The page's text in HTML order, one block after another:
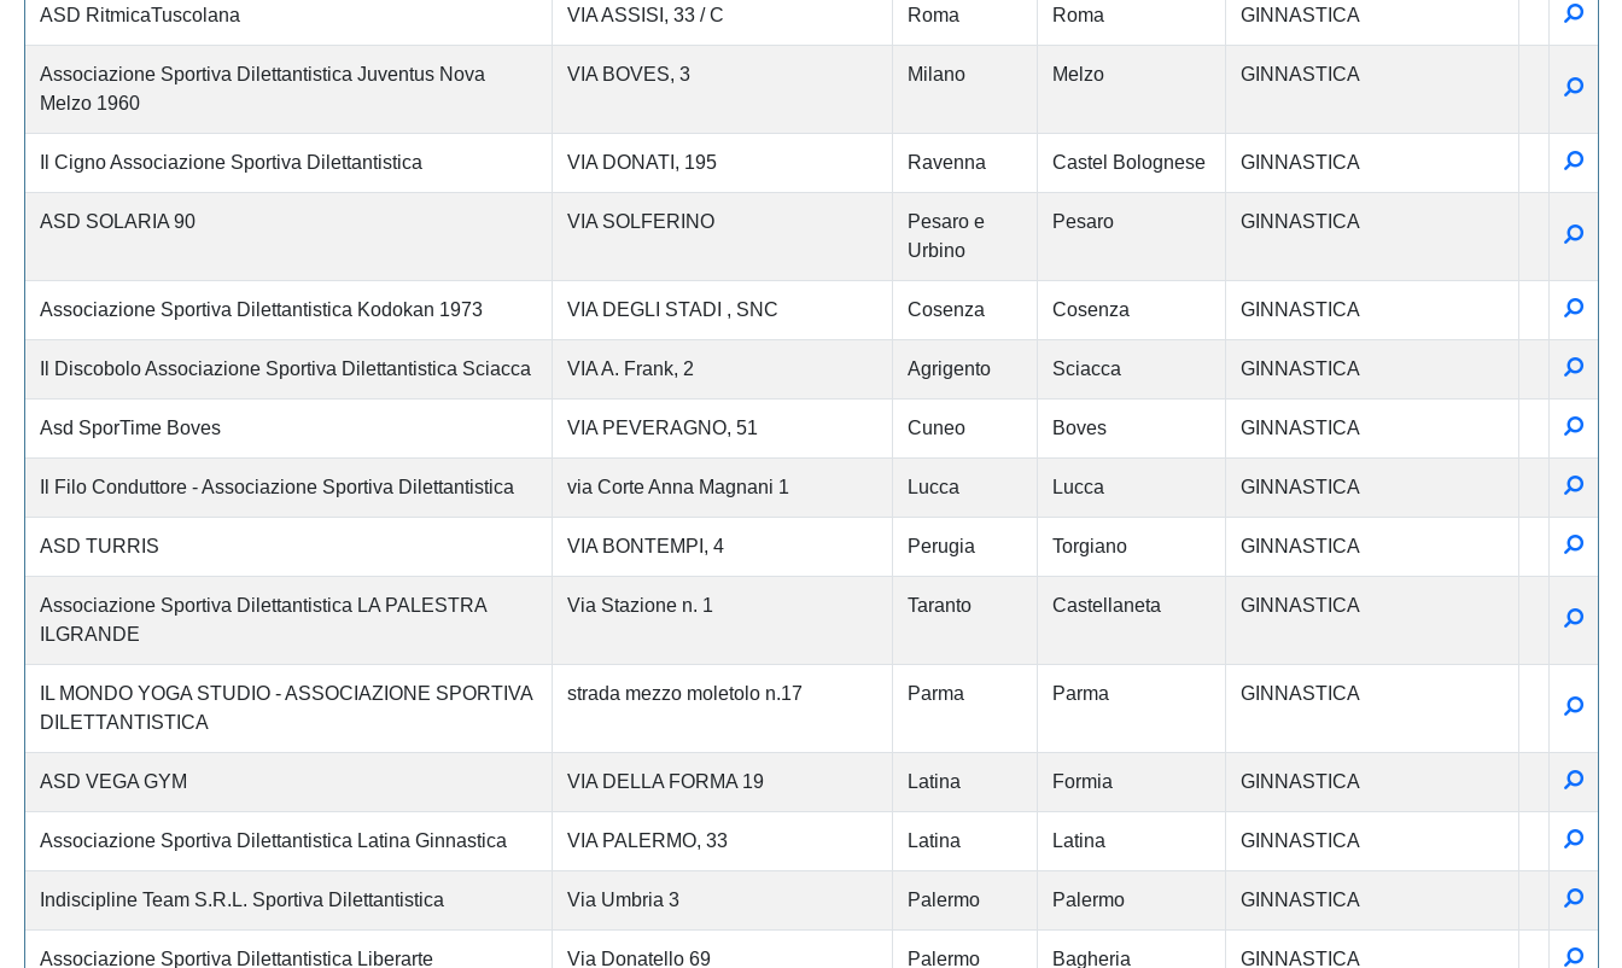
ASD RitmicaTuscolana VIA ASSISI, 33 / C Roma Roma GINNASTICA
Associazione Sportiva Dilettantistica Juventus Nova
Melzo 1960
VIA BOVES, 3 Milano Melzo GINNASTICA
Il Cigno Associazione Sportiva Dilettantistica VIA DONATI, 195 Ravenna Castel Bolognese GINNASTICA
ASD SOLARIA 90 VIA SOLFERINO
Pesaro e
Urbino
Pesaro GINNASTICA
Associazione Sportiva Dilettantistica Kodokan 1973 VIA DEGLI STADI , SNC Cosenza Cosenza GINNASTICA
Il Discobolo Associazione Sportiva Dilettantistica Sciacca VIA A. Frank, 2 Agrigento Sciacca GINNASTICA
Asd SporTime Boves VIA PEVERAGNO, 51 Cuneo Boves GINNASTICA
Il Filo Conduttore - Associazione Sportiva Dilettantistica via Corte Anna Magnani 1 Lucca Lucca GINNASTICA
ASD TURRIS VIA BONTEMPI, 4 Perugia Torgiano GINNASTICA
Associazione Sportiva Dilettantistica LA PALESTRA
ILGRANDE
Via Stazione n. 1 Taranto Castellaneta GINNASTICA
IL MONDO YOGA STUDIO - ASSOCIAZIONE SPORTIVA
DILETTANTISTICA
strada mezzo moletolo n.17 Parma Parma GINNASTICA
ASD VEGA GYM VIA DELLA FORMA 19 Latina Formia GINNASTICA
Associazione Sportiva Dilettantistica Latina Ginnastica VIA PALERMO, 33 Latina Latina GINNASTICA
Indiscipline Team S.R.L. Sportiva Dilettantistica Via Umbria 3 Palermo Palermo GINNASTICA
Associazione Sportiva Dilettantistica Liberarte Via Donatello 69 Palermo Bagheria GINNASTICA